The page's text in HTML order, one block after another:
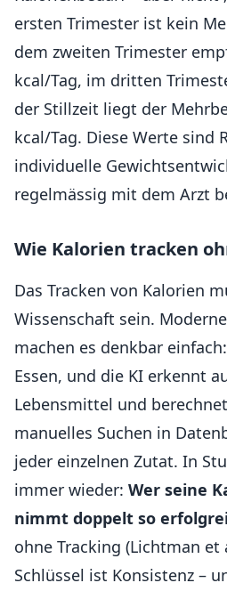
ersten Trimester ist kein
dem zweiten Trimester
kcal/Tag, im dritten
der Stillzeit liegt der
kcal/Tag. Diese Werte sind
individuelle
regelmässig mit dem Arzt
Wie Kalorien tracken
Das Tracken von Kalorien
Wissenschaft sein.
machen es denkbar
Essen, und die KI erkennt
Lebensmittel und
manuelles Suchen in
jeder einzelnen Zutat. In
immer wieder: Wer seine
nimmt doppelt so
ohne Tracking (Lichtman et
Schlüssel ist Konsistenz –